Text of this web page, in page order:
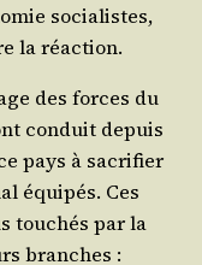
socia­listes,
la réaction.
des forces du
conduit depuis
pays à sacri­fier
équi­pés. Ces
tou­chés par la
branches :